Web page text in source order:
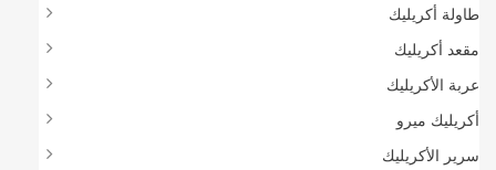
طاولة أكريليك
مقعد أكريليك
عربة الأكريليك
أكريليك ميرو
سرير الأكريليك